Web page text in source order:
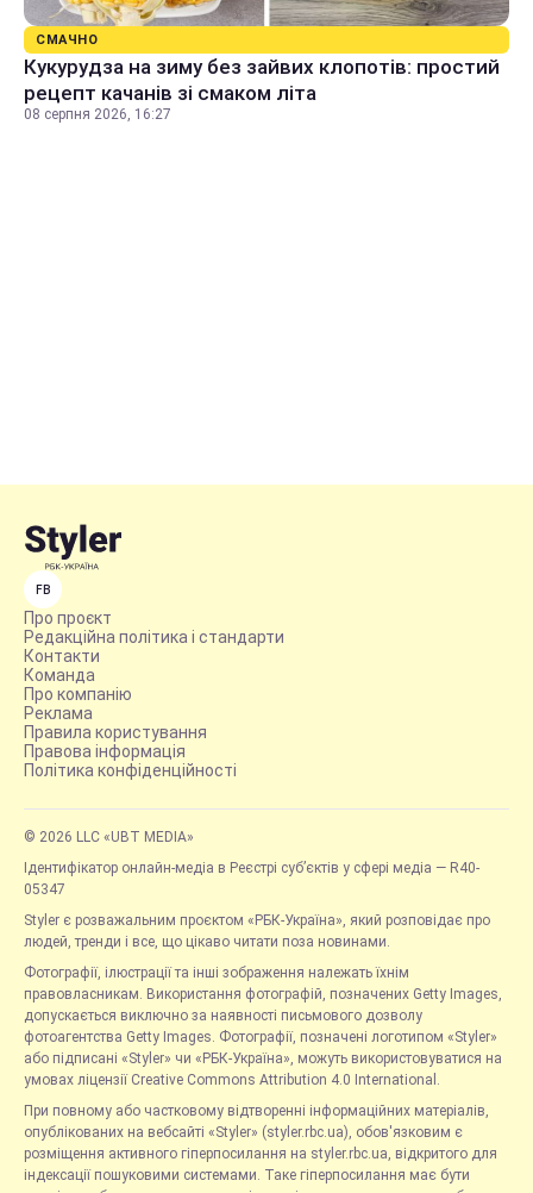
СМАЧНО
Кукурудза на зиму без зайвих клопотів: простий
рецепт качанів зі смаком літа
08 серпня 2026, 16:27
FB
Про проєкт
Редакційна політика і стандарти
Контакти
Команда
Про компанію
Реклама
Правила користування
Правова інформація
Політика конфіденційності
© 2026 LLC «UBT MEDIA»
Ідентифікатор онлайн-медіа в Реєстрі суб’єктів у сфері медіа — R40-
05347
Styler є розважальним проєктом «РБК-Україна», який розповідає про
людей, тренди і все, що цікаво читати поза новинами.
Фотографії, ілюстрації та інші зображення належать їхнім
правовласникам. Використання фотографій, позначених Getty Images,
допускається виключно за наявності письмового дозволу
фотоагентства Getty Images. Фотографії, позначені логотипом «Styler»
або підписані «Styler» чи «РБК-Україна», можуть використовуватися на
умовах ліцензії Creative Commons Attribution 4.0 International.
При повному або частковому відтворенні інформаційних матеріалів,
опублікованих на вебсайті «Styler» (styler.rbc.ua), обов'язковим є
розміщення активного гіперпосилання на styler.rbc.ua, відкритого для
індексації пошуковими системами. Таке гіперпосилання має бути